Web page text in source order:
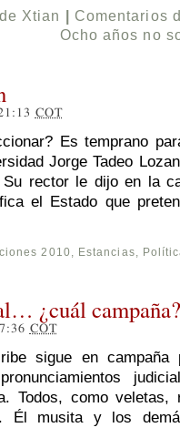
Xtian
Comentarios
Ocho años no
COT
Es temprano
Jorge Tadeo
rector le dijo en la
el Estado que
2010, Estancias,
¿cuál campaña?
COT
sigue en campaña
Todos, como veletas,
Él musita y los